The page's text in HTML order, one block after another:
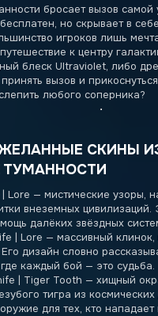
бросает вызов самой
но скрывает в
игроков лишь
к центру
блеск Ultraviolet, либо
вызов и
любого соперника?
СКИНЫ
ТУМАННОСТИ
Lore — мистические узоры,
внеземных цивилизаций.
далёких звёздных
| Lore — массивный клинок,
дизайн словно
каждый бой — это судьба.
| Tiger Tooth — хищный
тигра из
для тех, кто нападает